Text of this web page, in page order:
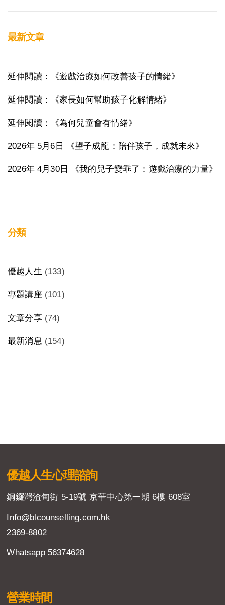
最新文章
延伸閱讀：《遊戲治療如何改善孩子的情緒》
延伸閱讀：《家長如何幫助孩子化解情緒》
延伸閱讀：《為何兒童會有情緒》
2026年 5月6日 《望子成龍：陪伴孩子，成就未來》
2026年 4月30日 《我的兒子變乖了：遊戲治療的力量》
分類
優越人生 (133)
專題講座 (101)
文章分享(74)
最新消息 (154)
優越人生心理諮詢
銅鑼灣渣甸街 5-19號 京華中心第一期 6樓 608室
Info@blcounselling.com.hk
2369-8802
Whatsapp 56374628
營業時間